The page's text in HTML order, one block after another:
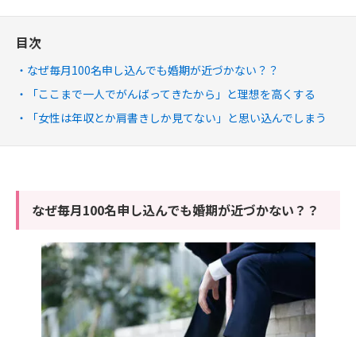
目次
なぜ毎月100名申し込んでも婚期が近づかない？？
「ここまで一人でがんばってきたから」と理想を高くする
「女性は年収とか肩書きしか見てない」と思い込んでしまう
なぜ毎月100名申し込んでも婚期が近づかない？？